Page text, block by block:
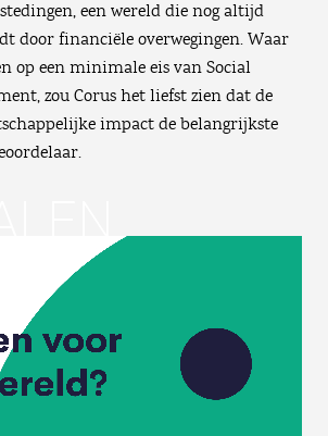
een wereld die nog altijd
door financiële overwegingen. Waar
op een minimale eis van Social
zou Corus het liefst zien dat de
impact de belangrijkste